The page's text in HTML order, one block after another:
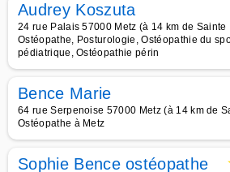
Audrey Koszuta
24 rue Palais 57000 Metz (à 14 km de Sainte
Ostéopathe, Posturologie, Ostéopathie du
pédiatrique, Ostéopathie périn
Bence Marie
64 rue Serpenoise 57000 Metz (à 14 km de
Ostéopathe à Metz
Sophie Bence ostéopathe